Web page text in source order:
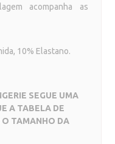
acompanha as
10% Elastano.
SEGUE UMA
A TABELA DE
O TAMANHO DA